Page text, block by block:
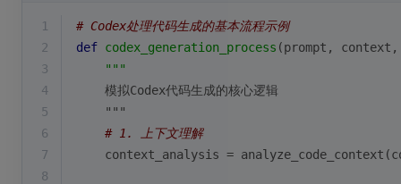
1
# Codex处理代码生成的基本流程示例
2
def codex_generation_process (prompt, context,
3
"""
4
    模拟Codex代码生成的核心逻辑
5
    """
6
# 1. 上下文理解
7
context_analysis =
8